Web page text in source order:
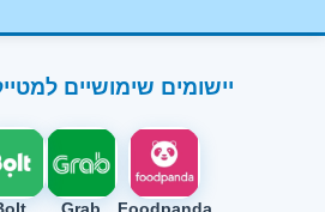
יישומים שימושיים
Foodpanda
Grab